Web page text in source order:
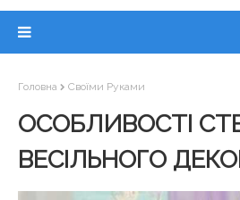
Головна Своїми Руками
ОСОБЛИВОСТІ
ВЕСІЛЬНОГО